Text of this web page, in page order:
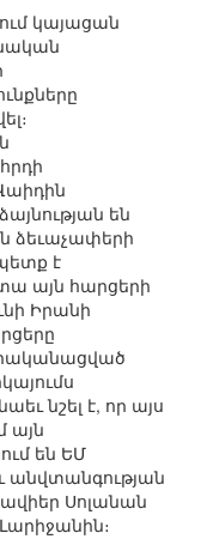
կայացան
են
ձեւաչափերի
է
այն հարցերի
Իրանի
նշել է, որ այս
այն
են ԵՄ
անվտանգության
Սոլանան